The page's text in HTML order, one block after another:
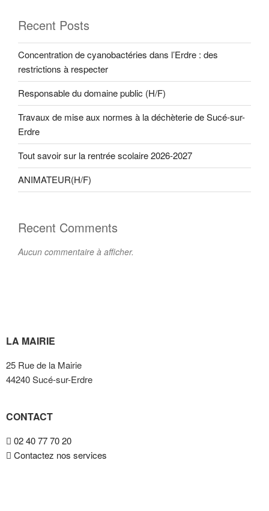
Recent Posts
Concentration de cyanobactéries dans l’Erdre : des
restrictions à respecter
Responsable du domaine public (H/F)
Travaux de mise aux normes à la déchèterie de Sucé-sur-
Erdre
Tout savoir sur la rentrée scolaire 2026-2027
ANIMATEUR(H/F)
Recent Comments
Aucun commentaire à afficher.
LA MAIRIE
25 Rue de la Mairie
44240 Sucé-sur-Erdre
CONTACT
02 40 77 70 20
Contactez nos services